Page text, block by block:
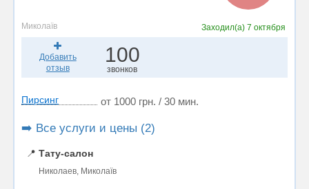
Миколаїв Заходил(а) 7 октября
Добавить
отзыв
100
звонков
Пирсинг от 1000 грн. / 30 мин.
➡️ Все услуги и цены (2)
📍 Тату-салон
Николаев, Миколаїв